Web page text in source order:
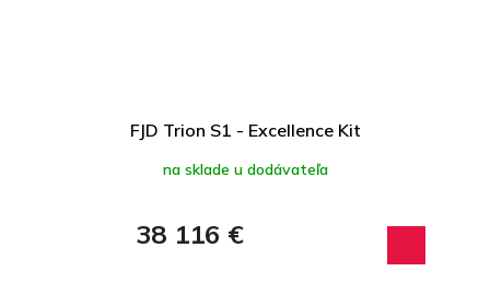
FJD Trion S1 - Excellence Kit
na sklade u dodávateľa
38 116 €